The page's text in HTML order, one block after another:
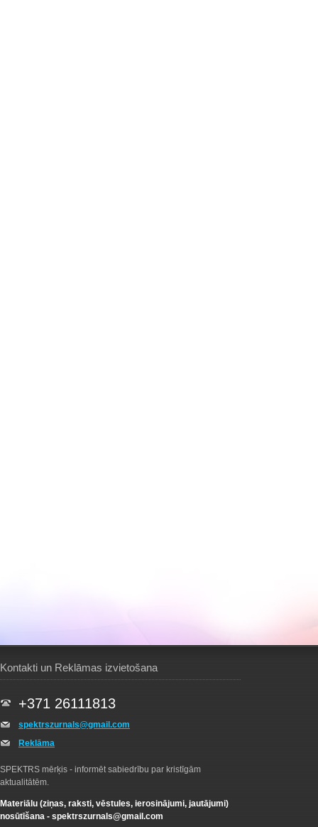
Kontakti un Reklāmas izvietošana
+371 26111813
spektrszurnals@gmail.com
Reklāma
SPEKTRS mērķis - informēt sabiedrību par kristīgām
aktualitātēm.
Materiālu (ziņas, raksti, vēstules, ierosinājumi, jautājumi)
nosūtīšana - spektrszurnals@gmail.com